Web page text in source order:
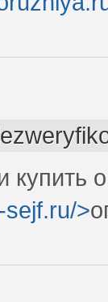
купить
sejf.ru/>